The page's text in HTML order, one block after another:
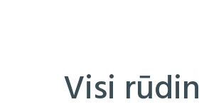
Visi